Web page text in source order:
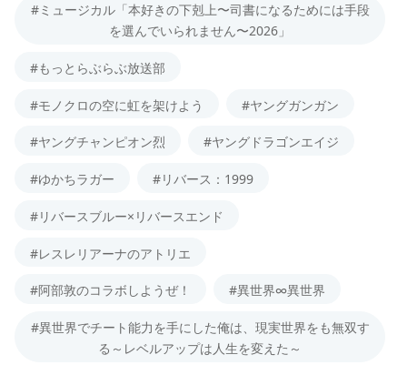
#ミュージカル「本好きの下剋上〜司書になるためには手段
を選んでいられません〜2026」
#もっとらぶらぶ放送部
#モノクロの空に虹を架けよう #ヤングガンガン
#ヤングチャンピオン烈 #ヤングドラゴンエイジ
#ゆかちラガー #リバース：1999
#リバースブルー×リバースエンド
#レスレリアーナのアトリエ
#阿部敦のコラボしようぜ！ #異世界∞異世界
#異世界でチート能力を手にした俺は、現実世界をも無双す
る～レベルアップは人生を変えた～